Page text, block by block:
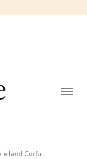
eiland Corfu